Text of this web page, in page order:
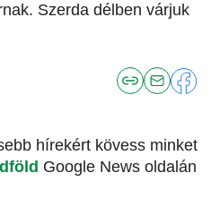
Szerda délben várjuk
hírekért kövess minket
Google News oldalán